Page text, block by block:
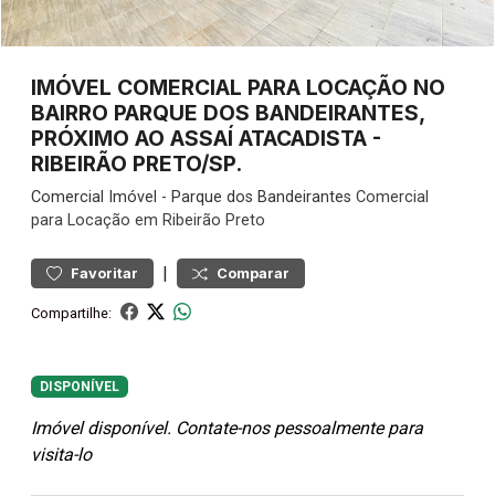
IMÓVEL COMERCIAL PARA LOCAÇÃO NO
BAIRRO PARQUE DOS BANDEIRANTES,
PRÓXIMO AO ASSAÍ ATACADISTA -
RIBEIRÃO PRETO/SP.
Comercial Imóvel - Parque dos Bandeirantes Comercial
para Locação em Ribeirão Preto
Favoritar | Comparar
Compartilhe:
DISPONÍVEL
Imóvel disponível. Contate-nos pessoalmente para
visita-lo